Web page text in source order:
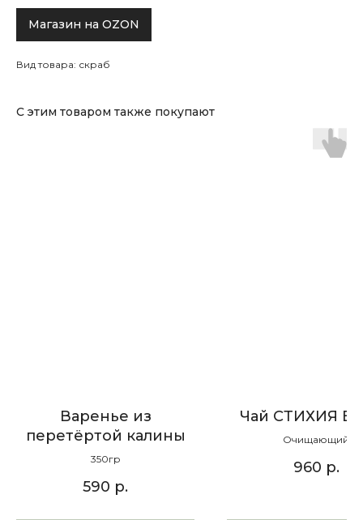
Магазин на OZON
Вид товара: скраб
С этим товаром также покупают
Варенье из
перетёртой калины
350гр
590 р.
Чай СТИХИЯ
Очищающий
960 р.